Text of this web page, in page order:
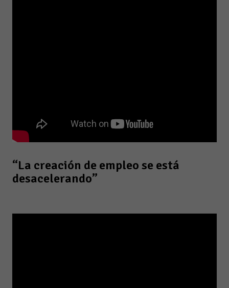
“La creación de empleo se está
desacelerando”